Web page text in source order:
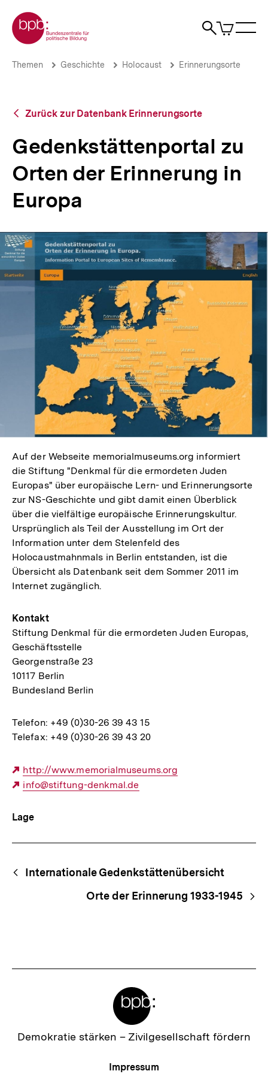
zum
Seiteninhalt
springen
Zur Startseite der bpb
Suche
Artikel
im
Gedenkstättenportal
Erinnerung
Themen
bpb.de
Brotkrümelnavigation
Pfadnavigation
Themen Geschichte Holocaust Erinnerungsorte
Zurück
Datenbank
Erinnerungsorte
Zurück zur Datenbank Erinnerungsorte
Gedenkstättenportal zu
Orten der Erinnerung in
Europa
Auf der Webseite memorialmuseums.org informiert
die Stiftung "Denkmal für die ermordeten Juden
Europas" über europäische Lern- und Erinnerungsorte
zur NS-Geschichte und gibt damit einen Überblick
über die vielfältige europäische Erinnerungskultur.
Ursprünglich als Teil der Ausstellung im Ort der
Information unter dem Stelenfeld des
Holocaustmahnmals in Berlin entstanden, ist die
Übersicht als Datenbank seit dem Sommer 2011 im
Internet zugänglich.
Kontakt
Stiftung Denkmal für die ermordeten Juden Europas,
Geschäftsstelle
Georgenstraße 23
10117 Berlin
Bundesland Berlin
Telefon: +49 (0)30-26 39 43 15
Telefax: +49 (0)30-26 39 43 20
Externer
Link:
http://www.memorialmuseums.org
Externer
info@stiftung-denkmal.de
Lage
Begriffsnavigation
Content-
Navigation
Internationale Gedenkstättenübersicht
Orte der Erinnerung 1933-1945
Zur
Demokratie stärken – Zivilgesellschaft fördern
Meta-
Impressum